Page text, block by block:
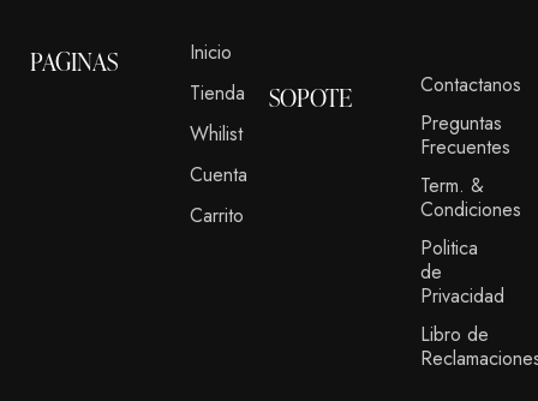
PAGINAS
Inicio
Tienda
Whilist
Cuenta
Carrito
SOPOTE
Contactanos
Preguntas
Frecuentes
Term. &
Condiciones
Politica
de
Privacidad
Libro de